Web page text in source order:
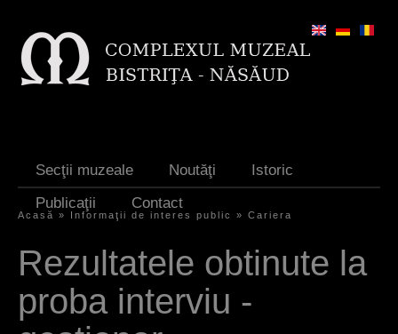
Secţii muzeale Noutăţi
Istoric
Publicaţii
Contact
o
u
a
Acasă » Informaţii de interes public » Cariera
Rezultatele obtinute la
proba interviu -